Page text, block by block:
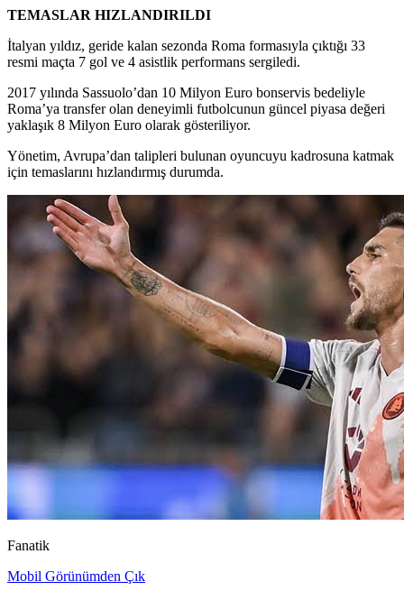
TEMASLAR HIZLANDIRILDI
İtalyan yıldız, geride kalan sezonda Roma formasıyla çıktığı 33
resmi maçta 7 gol ve 4 asistlik performans sergiledi.
2017 yılında Sassuolo’dan 10 Milyon Euro bonservis bedeliyle
Roma’ya transfer olan deneyimli futbolcunun güncel piyasa değeri
yaklaşık 8 Milyon Euro olarak gösteriliyor.
Yönetim, Avrupa’dan talipleri bulunan oyuncuyu kadrosuna katmak
için temaslarını hızlandırmış durumda.
Fanatik
Mobil Görünümden Çık